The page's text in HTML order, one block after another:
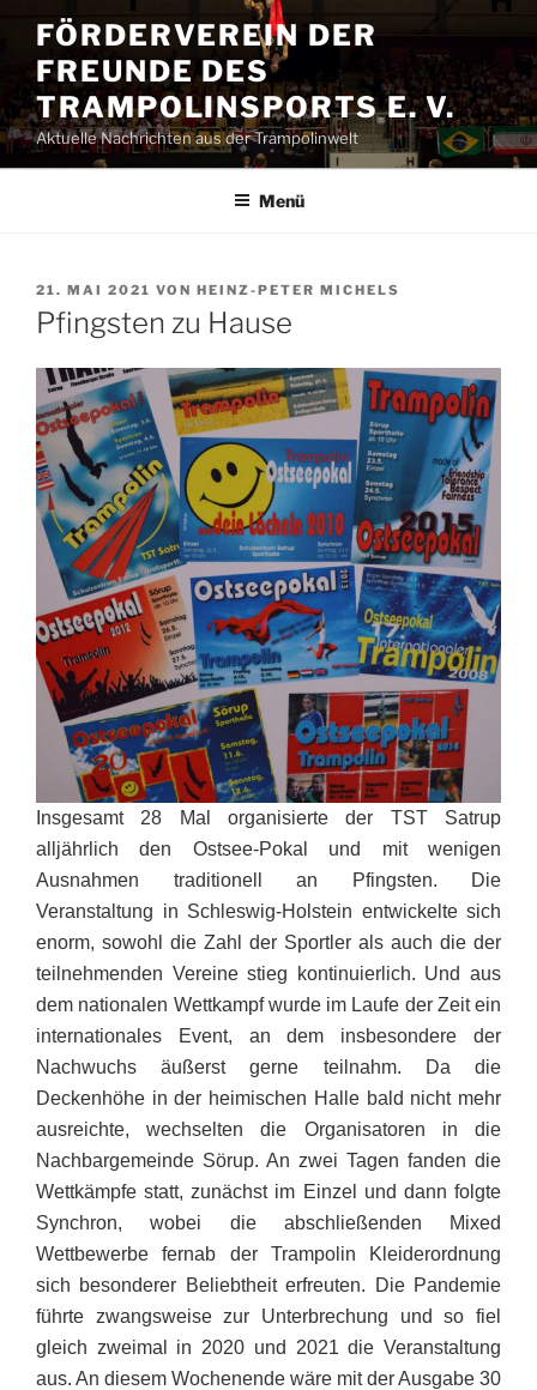
Inhalt
springen
FÖRDERVEREIN DER
FREUNDE DES
TRAMPOLINSPORTS E. V.
Aktuelle Nachrichten aus der Trampolinwelt
Menü
VERÖFFENTLICHT
AM
21. MAI 2021 VON HEINZ-PETER MICHELS
Pfingsten zu Hause
Insgesamt 28 Mal organisierte der TST Satrup
alljährlich den Ostsee-Pokal und mit wenigen
Ausnahmen traditionell an Pfingsten. Die
Veranstaltung in Schleswig-Holstein entwickelte sich
enorm, sowohl die Zahl der Sportler als auch die der
teilnehmenden Vereine stieg kontinuierlich. Und aus
dem nationalen Wettkampf wurde im Laufe der Zeit ein
internationales Event, an dem insbesondere der
Nachwuchs äußerst gerne teilnahm. Da die
Deckenhöhe in der heimischen Halle bald nicht mehr
ausreichte, wechselten die Organisatoren in die
Nachbargemeinde Sörup. An zwei Tagen fanden die
Wettkämpfe statt, zunächst im Einzel und dann folgte
Synchron, wobei die abschließenden Mixed
Wettbewerbe fernab der Trampolin Kleiderordnung
sich besonderer Beliebtheit erfreuten. Die Pandemie
führte zwangsweise zur Unterbrechung und so fiel
gleich zweimal in 2020 und 2021 die Veranstaltung
aus. An diesem Wochenende wäre mit der Ausgabe 30